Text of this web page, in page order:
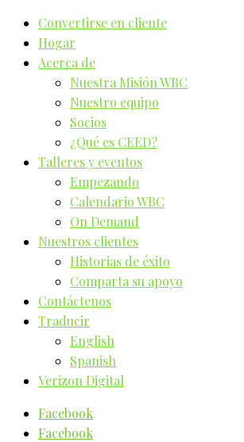
Convertirse en cliente
Hogar
Acerca de
Nuestra Misión WBC
Nuestro equipo
Socios
¿Qué es CEED?
Talleres y eventos
Empezando
Calendario WBC
On Demand
Nuestros clientes
Historias de éxito
Comparta su apoyo
Contáctenos
Traducir
English
Spanish
Verizon Digital
Facebook
Facebook